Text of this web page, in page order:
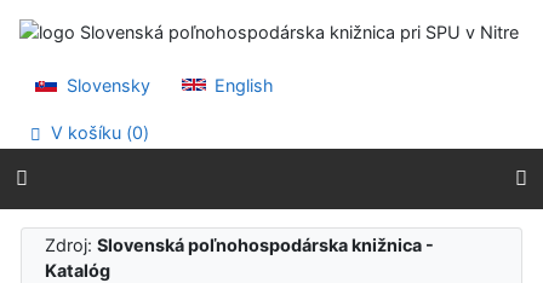
Prejsť na menu
Slovensky
English
V košíku (0)
Zdroj:Slovenská poľnohospodárska knižnica -
Katalóg